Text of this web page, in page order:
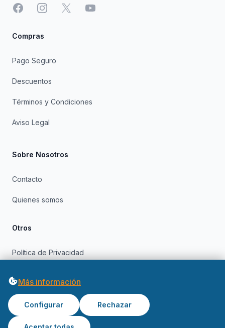
FacebookInstagram
X YouTube
Compras
Pago Seguro
Descuentos
Términos y Condiciones
Aviso Legal
Sobre Nosotros
Contacto
Quienes somos
Otros
Política de Privacidad
Más información
Configurar Rechazar